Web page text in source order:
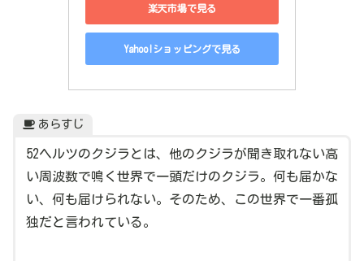
楽天市場で見る
Yahoo!ショッピングで見る
あらすじ
52ヘルツのクジラとは、他のクジラが聞き取れない高
い周波数で鳴く世界で一頭だけのクジラ。何も届かな
い、何も届けられない。そのため、この世界で一番孤
独だと言われている。